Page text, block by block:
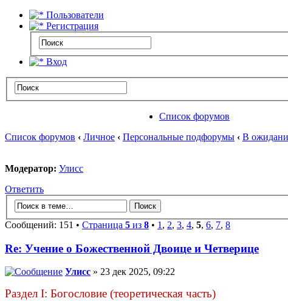
Пользователи
Регистрация
Вход
Список форумов
Список форумов ‹ Личное ‹ Персональные подфорумы ‹ В
Модератор: Улисс
Ответить
Сообщений: 151 • Страница 5 из 8 • 1 , 2, 3, 4, 5, 6, 7, 8
Re: Учение о Божественной Двоице и Четверице
Улисс » 23 дек 2025, 09:22
Раздел I: Богословие (теоретическая часть)